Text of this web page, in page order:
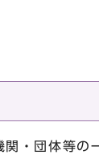
・団体等の